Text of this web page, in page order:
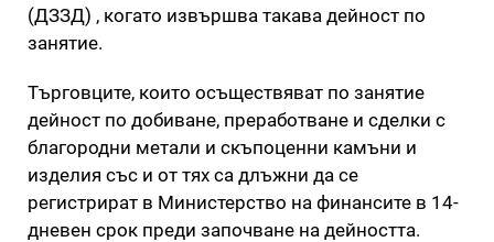
(ДЗЗД) , когато извършва такава дейност по
занятие.
Търговците, които осъществяват по занятие
дейност по добиване, преработване и сделки с
благородни метали и скъпоценни камъни и
изделия със и от тях са длъжни да се
регистрират в Министерство на финансите в 14-
дневен срок преди започване на дейността.